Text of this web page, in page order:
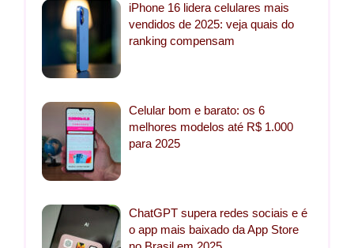
iPhone 16 lidera celulares mais
vendidos de 2025: veja quais do
ranking compensam
Celular bom e barato: os 6
melhores modelos até R$ 1.000
para 2025
ChatGPT supera redes sociais e é
o app mais baixado da App Store